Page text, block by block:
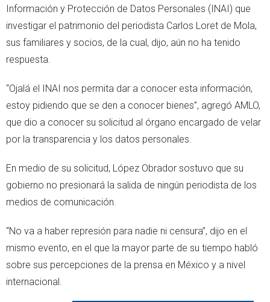
Información y Protección de Datos Personales (INAI) que
investigar el patrimonio del periodista Carlos Loret de Mola,
sus familiares y socios, de la cual, dijo, aún no ha tenido
respuesta.
“Ojalá el INAI nos permita dar a conocer esta información,
estoy pidiendo que se den a conocer bienes”, agregó AMLO,
que dio a conocer su solicitud al órgano encargado de velar
por la transparencia y los datos personales.
En medio de su solicitud, López Obrador sostuvo que su
gobierno no presionará la salida de ningún periodista de los
medios de comunicación.
“No va a haber represión para nadie ni censura”, dijo en el
mismo evento, en el que la mayor parte de su tiempo habló
sobre sus percepciones de la prensa en México y a nivel
internacional.